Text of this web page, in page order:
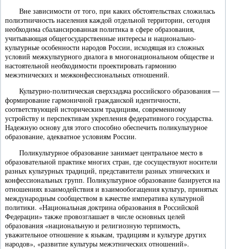
Вне зависимости от того, при каких обстоятельствах сложилась
полиэтничность населения каждой отдельной территории, сегодня
необходима сбалансированная политика в сфере образования,
учитывающая общегосударственные интересы и национально-
культурные особенности народов России, исходящая из сложных
условий межкультурного диалога в многонациональном обществе и
настоятельной необходимости проектировать гармонию
межэтнических и межконфессиональных отношений.
Культурно-политическая сверхзадача российского образования —
формирование гармоничной гражданской идентичности,
соответствующей историческим традициям, современному
устройству и перспективам укрепления федеративного государства.
Надежную основу для этого способно обеспечить поликультурное
образование, адекватное условиям России.
Поликультурное образование занимает центральное место в
образовательной практике многих стран, где сосуществуют носители
разных культурных традиций, представители разных этнических и
конфессиональных групп. Поликультурное образование базируется на
отношениях взаимодействия и взаимообогащения культур, принятых
международным сообществом в качестве императива культурной
политики. «Национальная доктрина образования в Российской
Федерации» также провозглашает в числе основных целей
образования «национальную и религиозную терпимость,
уважительное отношение к языкам, традициям и культуре других
народов», «развитие культуры межэтнических отношений».